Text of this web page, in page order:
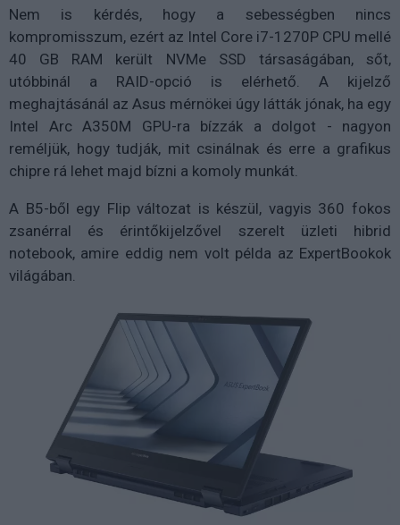
Nem is kérdés, hogy a sebességben nincs
kompromisszum, ezért az Intel Core i7-1270P CPU mellé
40 GB RAM került NVMe SSD társaságában, sőt,
utóbbinál a RAID-opció is elérhető. A kijelző
meghajtásánál az Asus mérnökei úgy látták jónak, ha egy
Intel Arc A350M GPU-ra bízzák a dolgot - nagyon
reméljük, hogy tudják, mit csinálnak és erre a grafikus
chipre rá lehet majd bízni a komoly munkát.
A B5-ből egy Flip változat is készül, vagyis 360 fokos
zsanérral és érintőkijelzővel szerelt üzleti hibrid
notebook, amire eddig nem volt példa az ExpertBookok
világában.